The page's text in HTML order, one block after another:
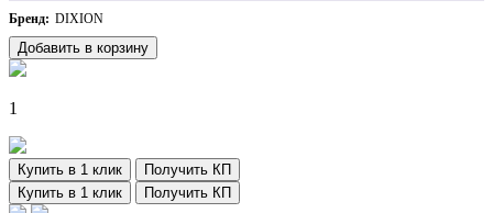
Бренд: DIXION
Добавить в корзину
1
Купить в 1 клик
Получить КП
Купить в 1 клик
Получить КП